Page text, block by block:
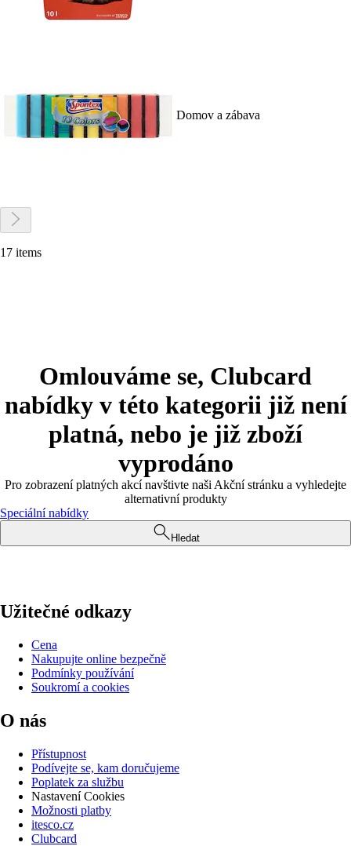
Domov a zábava
17 items
Omlouváme se, Clubcard
nabídky v této kategorii již není
platná, nebo je již zboží
vyprodáno
Pro zobrazení platných akcí navštivte naši Akční stránku a vyhledejte
alternativní produkty
Speciální nabídky
Hledat
Užitečné odkazy
Cena
Nakupujte online bezpečně
Podmínky používání
Soukromí a cookies
O nás
Přístupnost
Podívejte se, kam doručujeme
Poplatek za službu
Nastavení Cookies
Možnosti platby
itesco.cz
Clubcard